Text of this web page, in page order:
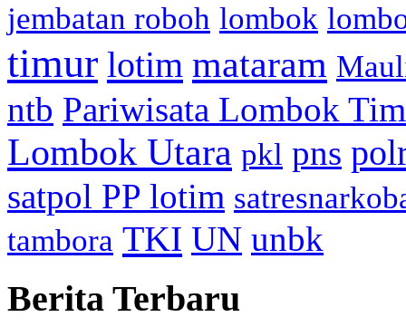
jembatan roboh lombok
timur lotim mataram
ntb Pariwisata Lombok
Lombok Utara pkl pns
satpol PP lotim
tambora TKI UN unbk
Berita Terbaru